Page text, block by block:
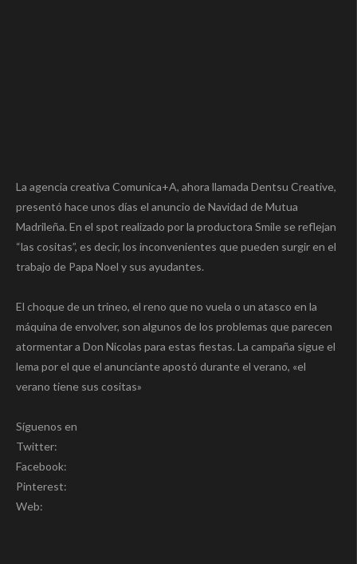
La agencia creativa Comunica+A, ahora llamada Dentsu Creative,
presentó hace unos días el anuncio de Navidad de Mutua
Madrileña. En el spot realizado por la productora Smile se reflejan
“las cositas”, es decir, los inconvenientes que pueden surgir en el
trabajo de Papa Noel y sus ayudantes.
El choque de un trineo, el reno que no vuela o un atasco en la
máquina de envolver, son algunos de los problemas que parecen
atormentar a Don Nicolas para estas fiestas. La campaña sigue el
lema por el que el anunciante apostó durante el verano, «el
verano tiene sus cositas»
Síguenos en
Twitter:
Facebook:
Pinterest:
Web: